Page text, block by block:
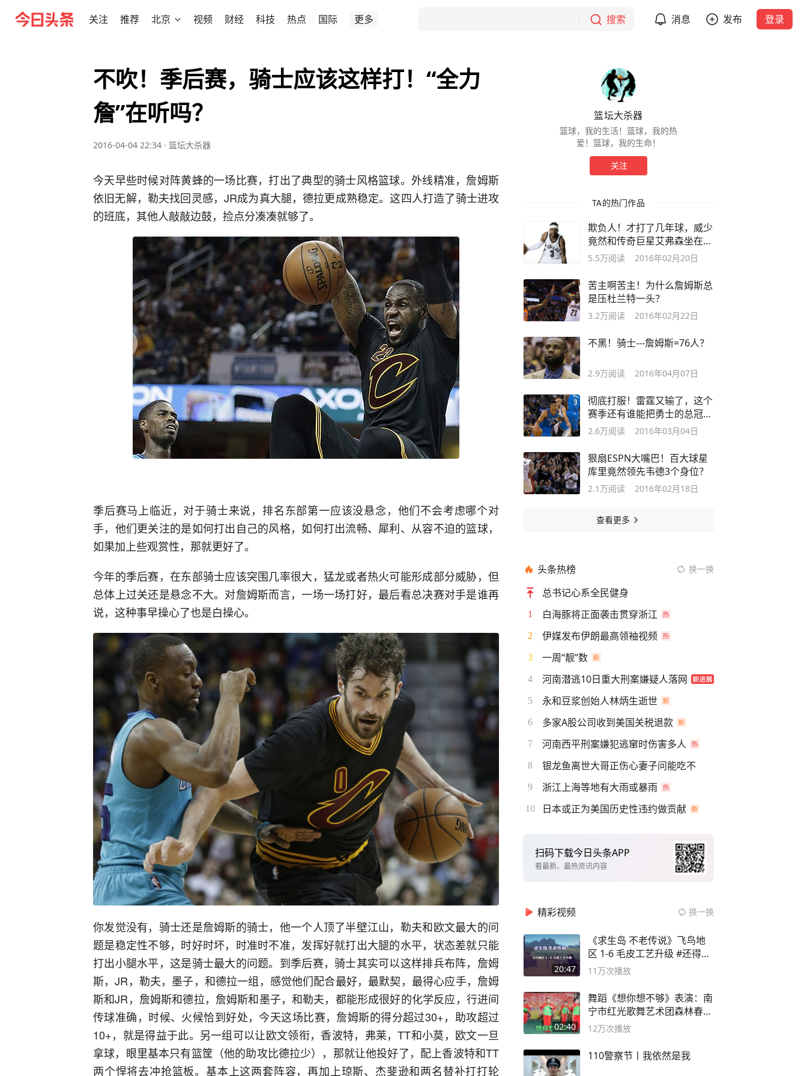
关注 推荐 北京 视频 财经 科技 热点 国际 更多 搜索 消息 发布 登录
不吹！季后赛，骑士应该这样打！“全力
詹”在听吗？
2016-04-04 22:34 · 篮坛大杀器
今天早些时候对阵黄蜂的一场比赛，打出了典型的骑士风格篮球。外线精准，詹姆斯
依旧无解，勒夫找回灵感，JR成为真大腿，德拉更成熟稳定。这四人打造了骑士进攻
的班底，其他人敲敲边鼓，捡点分凑凑就够了。
季后赛马上临近，对于骑士来说，排名东部第一应该没悬念，他们不会考虑哪个对
手，他们更关注的是如何打出自己的风格，如何打出流畅、犀利、从容不迫的篮球，
如果加上些观赏性，那就更好了。
今年的季后赛，在东部骑士应该突围几率很大，猛龙或者热火可能形成部分威胁，但
总体上过关还是悬念不大。对詹姆斯而言，一场一场打好，最后看总决赛对手是谁再
说，这种事早操心了也是白操心。
你发觉没有，骑士还是詹姆斯的骑士，他一个人顶了半壁江山，勒夫和欧文最大的问
题是稳定性不够，时好时坏，时准时不准，发挥好就打出大腿的水平，状态差就只能
打出小腿水平，这是骑士最大的问题。到季后赛，骑士其实可以这样排兵布阵，詹姆
斯，JR，勒夫，墨子，和德拉一组，感觉他们配合最好，最默契，最得心应手，詹姆
斯和JR，詹姆斯和德拉，詹姆斯和墨子，和勒夫，都能形成很好的化学反应，行进间
传球准确，时候、火候恰到好处，今天这场比赛，詹姆斯的得分超过30+，助攻超过
10+，就是得益于此。另一组可以让欧文领衔，香波特，弗莱，TT和小莫，欧文一旦
拿球，眼里基本只有篮筐（他的助攻比德拉少），那就让他投好了，配上香波特和TT
两个悍将去冲抢篮板。基本上这两套阵容，再加上琼斯、杰斐逊和两名替补打打轮
篮坛大杀器
篮球，我的生活！篮球，我的热
爱！篮球，我的生命！
关注
TA的热门作品
欺负人！才打了几年球，威少
竟然和传奇巨星艾弗森坐在一
起！
5.5万阅读 2016年02月20日
苦主啊苦主！为什么詹姆斯总
是压杜兰特一头？
3.2万阅读 2016年02月22日
不黑！骑士---詹姆斯=76人？
2.9万阅读 2016年04月07日
彻底打服！雷霆又输了，这个
赛季还有谁能把勇士的总冠军
抢走？
2.6万阅读 2016年03月04日
狠扇ESPN大嘴巴！百大球星
库里竟然领先韦德3个身位？
2.1万阅读 2016年02月18日
查看更多
头条热榜 换一换
总书记心系全民健身
1 白海豚将正面袭击贯穿浙江
2 伊媒发布伊朗最高领袖视频
3 一周“靓”数
4 河南潜逃10日重大刑案嫌疑人落网
5 永和豆浆创始人林炳生逝世
6 多家A股公司收到美国关税退款
7 河南西平刑案嫌犯逃窜时伤害多人
8 银龙鱼离世大哥正伤心妻子问能吃不
9 浙江上海等地有大雨或暴雨
10 日本或正为美国历史性违约做贡献
扫码下载今日头条APP
看最新、最热资讯内容
精彩视频 换一换
20:47
《求生岛 不老传说》飞鸟地
区 1-6 毛皮工艺升级 #还得是
主机大作
11万次播放
02:40
舞蹈《想你想不够》表演：南
宁市红光歌舞艺术团森林春红
舞蹈队。
12万次播放
110警察节丨我依然是我